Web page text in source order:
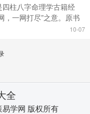
四柱八字命理学古籍经
，一网打尽”之意。原书
作年代，但从书中大多
。...
10-07
全
学网 版权所有